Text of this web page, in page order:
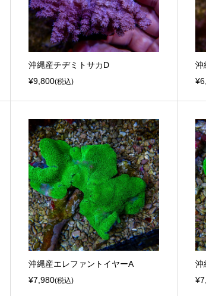
沖縄産チヂミトサカD
¥9,800(税込)
沖
沖縄産エレファントイヤーA
¥7,980(税込)
沖